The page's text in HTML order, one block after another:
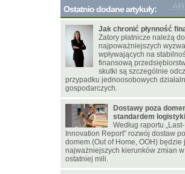
Ostatnio dodane artykuły:
Jak chronić płynność
Zatory płatnicze należą do
najpoważniejszych
wpływających na
finansową
skutki są szczególnie
przypadku jednoosobowych
gospodarczych.
Dostawy poza
standardem logistyki
Według raportu
Innovation Report” rozwój dostaw
domem (Out of Home, OOH) będzie
najważniejszych kierunków zmian
ostatniej mili.